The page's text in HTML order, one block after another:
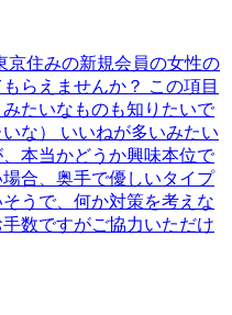
京住みの新規会員の女性の
らえませんか？ この項目
たいなものも知りたいで
な） いいねが多いみたい
本当かどうか興味本位で
合、奥手で優しいタイプ
うで、何か対策を考えな
数ですがご協力いただけ